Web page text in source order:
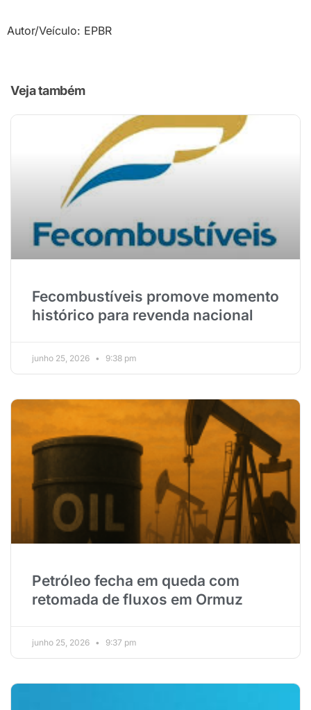
Autor/Veículo: EPBR
Veja também
Fecombustíveis promove momento
histórico para revenda nacional
junho 25, 2026 9:38 pm
Petróleo fecha em queda com
retomada de fluxos em Ormuz
junho 25, 2026 9:37 pm